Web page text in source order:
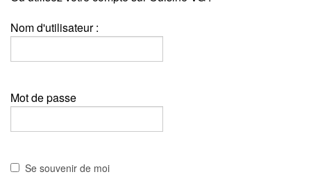
Nom d'utilisateur :
Mot de passe
Se souvenir de moi